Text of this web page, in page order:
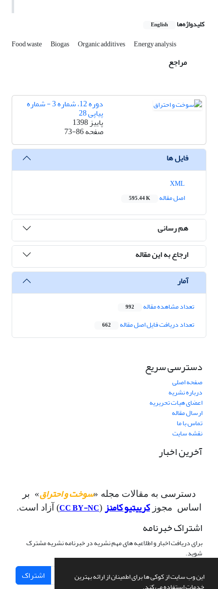
این وب سایت از کوکی ها برای اطمینان از ارائه بهترین
کلیدواژه‌ها English
Food waste Biogas Organic additives Energy analysis
مراجع
دوره 12، شماره 3 - شماره
پیاپی 28
پاییز 1398
صفحه73-86
فایل ها
اصل مقاله
595.44 K
هم رسانی
ارجاع به این مقاله
آمار
تعداد مشاهده مقاله 992
تعداد دریافت فایل اصل مقاله 662
دسترسی سریع
صفحه اصلی
درباره نشریه
اعضای هیات تحریریه
ارسال مقاله
تماس با ما
نقشه سایت
آخرین اخبار
دسترسی به مقالات مجله «سوخت و احتراق» بر
اساس مجوزکرییتیو کامنز (
CC BY-NC) آزاد است.
اشتراک خبرنامه
برای دریافت اخبار و اطلاعیه های مهم نشریه در خبرنامه نشریه مشترک
شوید.
اشتراک